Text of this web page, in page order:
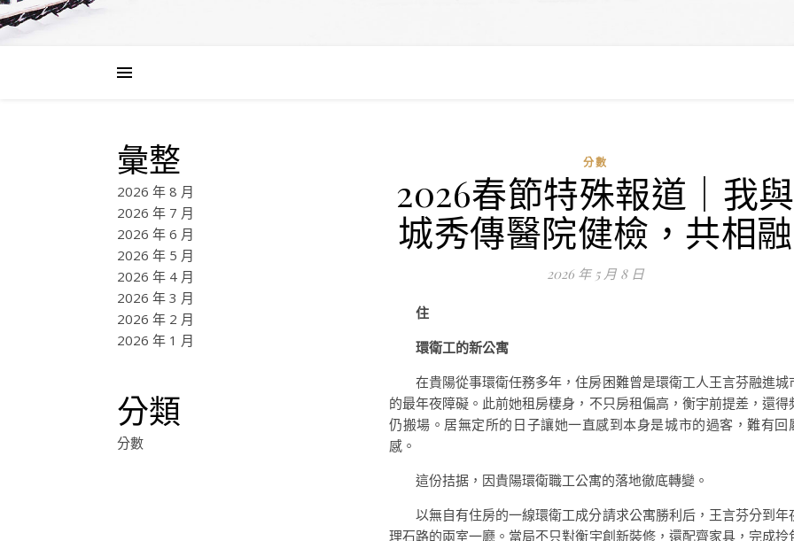
彙整
2026 年 8 月
2026 年 7 月
2026 年 6 月
2026 年 5 月
2026 年 4 月
2026 年 3 月
2026 年 2 月
2026 年 1 月
分類
分數
分數
2026春節特殊報道｜我與
城秀傳醫院健檢，共相融
2026 年 5 月 8 日
住
環衛工的新公寓
在貴陽從事環衛任務多年，住房困難曾是環衛工人王言芬融進城
的最年夜障礙。此前她租房棲身，不只房租偏高，衡宇前提差，還得
仍搬場。居無定所的日子讓她一直感到本身是城市的過客，難有回
感。
這份拮据，因貴陽環衛職工公寓的落地徹底轉變。
以無自有住房的一線環衛工成分請求公寓勝利后，王言芬分到年
理石路的兩室一廳。當局不只對衡宇創新裝修，還配齊家具，完成拎